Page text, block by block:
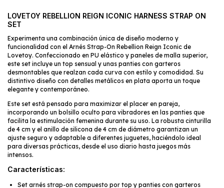
LOVETOY REBELLION REIGN ICONIC HARNESS STRAP ON
SET
Experimenta una combinación única de diseño moderno y
funcionalidad con el Arnés Strap-On Rebellion Reign Iconic de
Lovetoy. Confeccionado en PU elástico y paneles de malla superior,
este set incluye un top sensual y unas panties con garteros
desmontables que realzan cada curva con estilo y comodidad. Su
distintivo diseño con detalles metálicos en plata aporta un toque
elegante y contemporáneo.
Este set está pensado para maximizar el placer en pareja,
incorporando un bolsillo oculto para vibradores en las panties que
facilita la estimulación femenina durante su uso. La robusta cinturilla
de 4 cm y el anillo de silicona de 4 cm de diámetro garantizan un
ajuste seguro y adaptable a diferentes juguetes, haciéndolo ideal
para diversas prácticas, desde el uso diario hasta juegos más
intensos.
Características:
Set arnés strap-on compuesto por top y panties con garteros